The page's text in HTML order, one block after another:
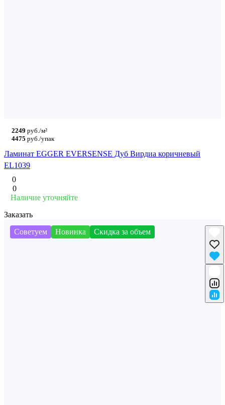
2249 руб./м²
4475 руб./упак
Ламинат EGGER EVERSENSE Дуб Вирдиа коричневый
EL1039
0
0
Наличие уточняйте
Заказать
Советуем
Новинка Скидка за объем